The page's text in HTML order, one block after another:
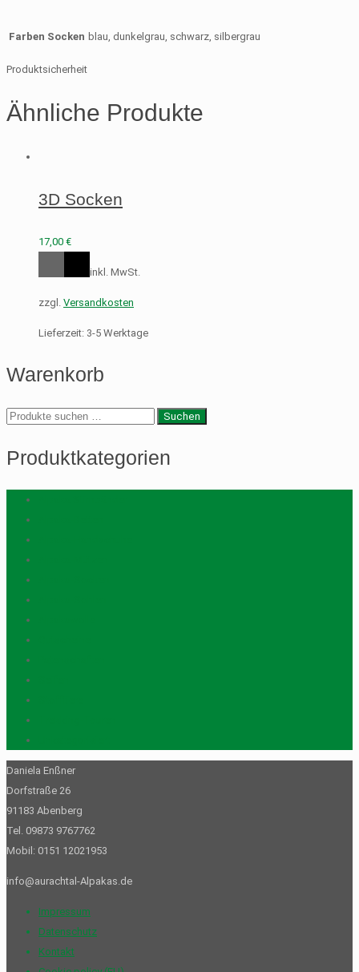
Farben Socken blau, dunkelgrau, schwarz, silbergrau
Produktsicherheit
Ähnliche Produkte
3D Socken
17,00 €
inkl. MwSt.
zzgl. Versandkosten
Lieferzeit: 3-5 Werktage
Warenkorb
Suche
Suchen
Produktkategorien
Daniela Enßner
Dorfstraße 26
91183 Abenberg
Tel. 09873 9767762
Mobil: 0151 12021953
info@aurachtal-Alpakas.de
Impressum
Datenschutz
Kontakt